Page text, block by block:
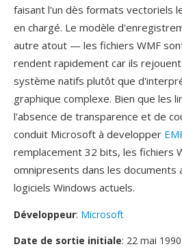
faisant l'un dès formats vectoriels
en chargé. Le modèle
autre atout — les fichiers WMF
rendent rapidement car ils
système natifs plutôt que
graphique complexe. Bien que les
l'absence de transparence et de
conduit Microsoft à developper
remplacement 32 bits, les fichiers
omnipresents dans les documents
logiciels Windows actuels.
Développeur: Microsoft
Date de sortie initiale: 22 mai 1990